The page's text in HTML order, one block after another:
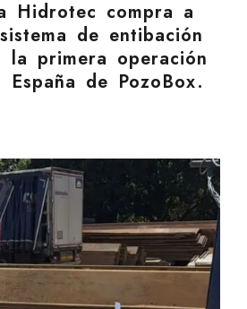
Hidrotec compra a
de entibación
la primera operación
de PozoBox.